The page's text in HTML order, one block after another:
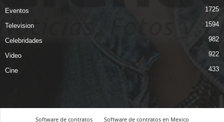
Eventos 1725
Television 1594
Celebridades 982
Video 922
Cine 433
Software de contratos Software de contratos en Mexico